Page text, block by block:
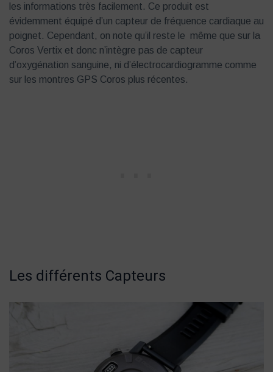
les informations très facilement. Ce produit est
évidemment équipé d’un capteur de fréquence cardiaque au
poignet. Cependant, on note qu’il reste le même que sur la
Coros Vertix et donc n’intègre pas de capteur
d’oxygénation sanguine, ni d’électrocardiogramme comme
sur les montres GPS Coros plus récentes.
Les différents Capteurs